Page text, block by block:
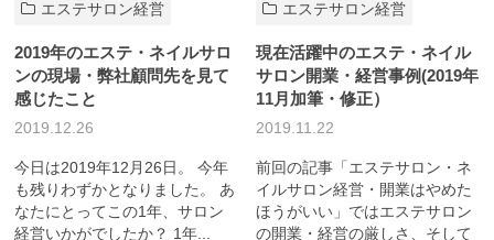
エステサロン経営
2019年のエステ・ネイルサロ
ンの現場・弊社顧問先を見て
感じたこと
2019.12.26
今日は2019年12月26日。 今年
も残りわずかとなりました。 あ
なたにとってこの1年、サロン
経営いかがでしたか？ 1年...
エステサロン経営
現在活躍中のエステ・ネイル
サロン開業・経営事例(2019年
11月加筆・修正）
2019.11.22
前回の記事「エステサロン・ネ
イルサロン経営・開業はやめた
ほうがいい」ではエステサロン
の開業・経営の厳しさ、そして